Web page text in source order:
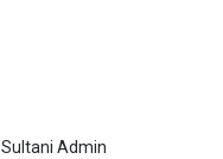
Sultani Admin